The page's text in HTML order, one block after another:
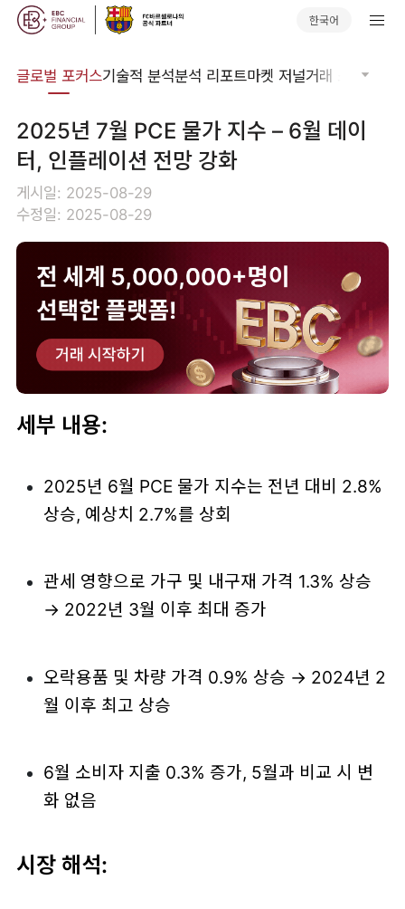
한국어
글로벌 포커스기술적 분석분석 리포트마켓 저널거래 소프트웨어
2025년 7월 PCE 물가 지수 – 6월 데이
터, 인플레이션 전망 강화
게시일: 2025-08-29
수정일: 2025-08-29
세부 내용:
2025년 6월 PCE 물가 지수는 전년 대비 2.8%
상승, 예상치 2.7%를 상회
관세 영향으로 가구 및 내구재 가격 1.3% 상승
→ 2022년 3월 이후 최대 증가
오락용품 및 차량 가격 0.9% 상승 → 2024년 2
월 이후 최고 상승
6월 소비자 지출 0.3% 증가, 5월과 비교 시 변
화 없음
시장 해석: